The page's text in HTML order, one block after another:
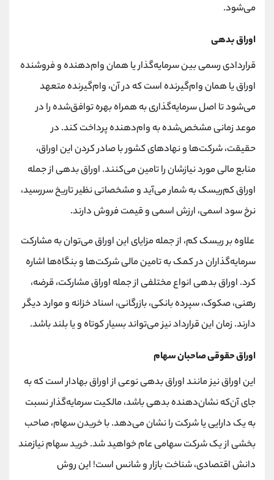
می‌شود.
اوراق بدهی
قراردادی رسمی بین سرمایه‌گذار یا همان وام‌دهنده و فروشنده
اوراق یا همان وام‌گیرنده است که در آن، وام‌گیرنده متعهد
می‌شود تا اصل سرمایه‌گذاری به همراه بهره توافق‌شده را در
موعد زمانی مشخص‌شده به وام‌دهنده پرداخت کند. در
حقیقت، شرکت‌ها و نهادهای کشور با صادر کردن این اوراق،
منابع مالی مورد نیازشان را تامین می‌کنند. اوراق بدهی از جمله
اوراق کم‌ریسک به شمار می‌آید و مشخصاتی نظیر تاریخ سررسید،
نرخ سود اسمی، ارزش اسمی و قیمت فروش دارند.
علاوه بر ریسک کم، از جمله مزایای این اوراق می‌توان به مشارکت
سرمایه‌گذاران در کمک به تامین مالی شرکت‌ها و بنگاه‌ها اشاره
کرد. اوراق بدهی انواع مختلفی از جمله اوراق مشارکت، قرضه،
رهنی، صکوک، سپرده بانکی، بازرگانی، اسناد خزانه و موارد دیگر
دارند. زمان این قرارداد نیز می‌تواند بسیار کوتاه و یا بلند باشد.
اوراق حقوقی صاحبان سهام
این اوراق نیز مانند اوراق بدهی نوعی از اوراق بهادار است که به
جای آن‌که نشان‌دهنده بدهی باشد، مالکیت سرمایه‌گذار نسبت
به یک دارایی یا شرکت را نشان می‌دهد. با خریدن سهام، صاحب
بخشی از یک شرکت سهامی عام خواهید شد. خرید سهام نیازمند
دانش اقتصادی، شناخت بازار و شانس است! این روش